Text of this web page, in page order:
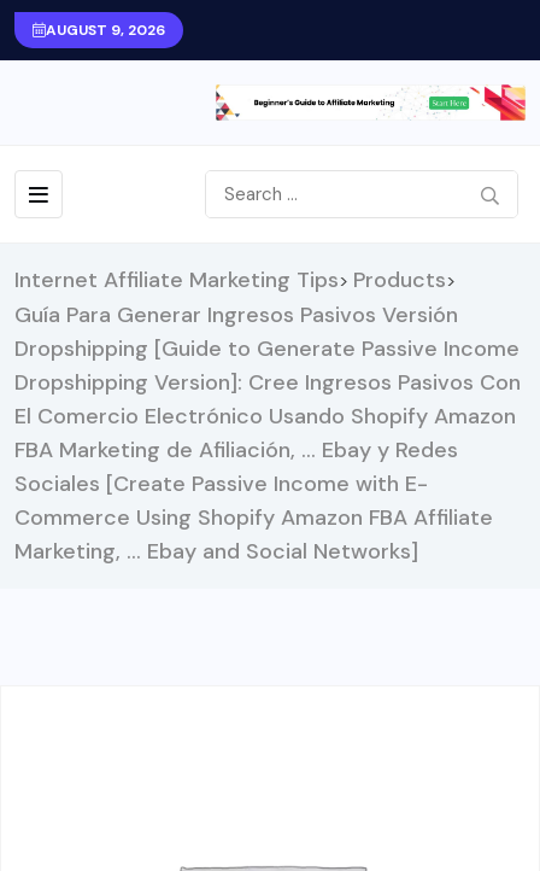
AUGUST 9, 2026
Internet Affiliate Marketing Tips> Products>
Guía Para Generar Ingresos Pasivos Versión
Dropshipping [Guide to Generate Passive Income
Dropshipping Version]: Cree Ingresos Pasivos Con
El Comercio Electrónico Usando Shopify Amazon
FBA Marketing de Afiliación, … Ebay y Redes
Sociales [Create Passive Income with E-
Commerce Using Shopify Amazon FBA Affiliate
Marketing, … Ebay and Social Networks]